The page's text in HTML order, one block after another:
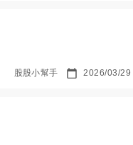
股股小幫手 2026/03/29